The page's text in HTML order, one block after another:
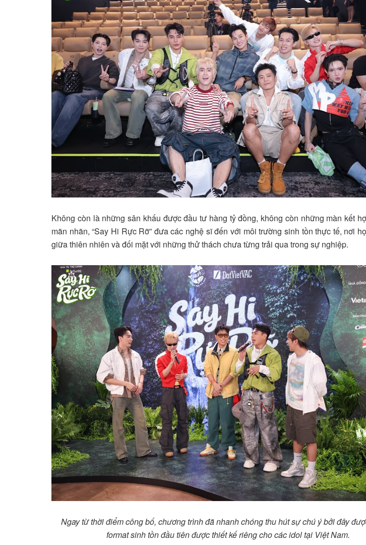
Không còn là những sân khấu được đầu tư hàng tỷ đồng, không còn những màn kết
mãn nhãn, “Say Hi Rực Rỡ” đưa các nghệ sĩ đến với môi trường sinh tồn thực tế, nơi
giữa thiên nhiên và đối mặt với những thử thách chưa từng trải qua trong sự nghiệp.
Ngay từ thời điểm công bố, chương trình đã nhanh chóng thu hút sự chú ý bởi đây
format sinh tồn đầu tiên được thiết kế riêng cho các idol tại Việt Nam.